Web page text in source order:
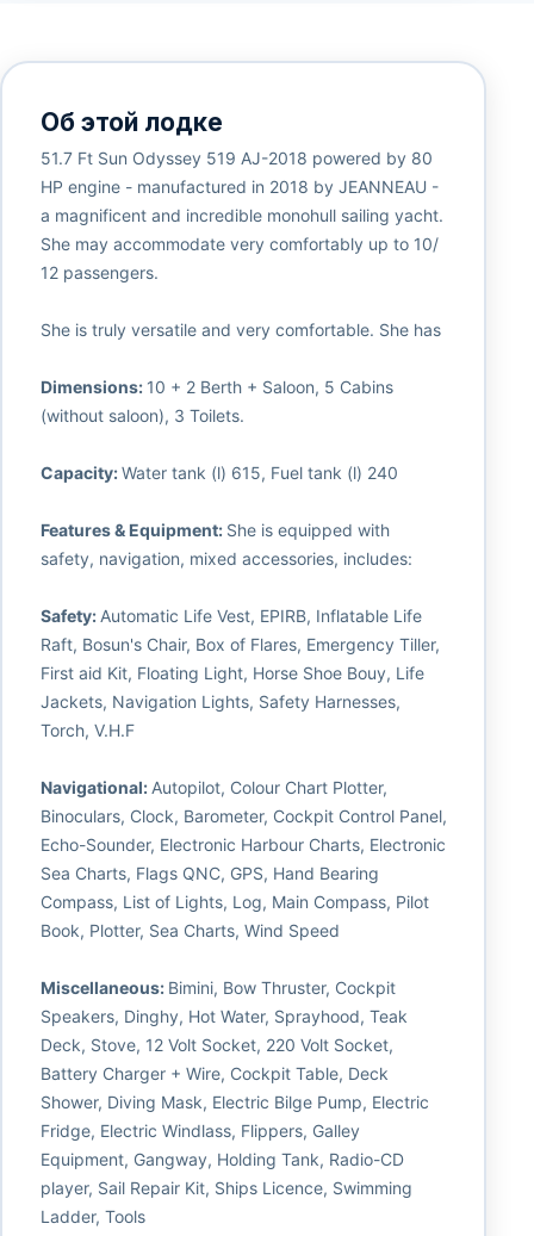
Об этой лодке
51.7 Ft Sun Odyssey 519 AJ-2018 powered by 80
HP engine - manufactured in 2018 by JEANNEAU -
a magnificent and incredible monohull sailing yacht.
She may accommodate very comfortably up to 10/
12 passengers.
She is truly versatile and very comfortable. She has
Dimensions: 10 + 2 Berth + Saloon, 5 Cabins
(without saloon), 3 Toilets.
Capacity:Water tank (l) 615, Fuel tank (l) 240
Features & Equipment: She is equipped with
safety, navigation, mixed accessories, includes:
Safety: Automatic Life Vest, EPIRB, Inflatable Life
Raft, Bosun's Chair, Box of Flares, Emergency Tiller,
First aid Kit, Floating Light, Horse Shoe Bouy, Life
Jackets, Navigation Lights, Safety Harnesses,
Torch, V.H.F
Navigational: Autopilot, Colour Chart Plotter,
Binoculars, Clock, Barometer, Cockpit Control Panel,
Echo-Sounder, Electronic Harbour Charts, Electronic
Sea Charts, Flags QNC, GPS, Hand Bearing
Compass, List of Lights, Log, Main Compass, Pilot
Book, Plotter, Sea Charts, Wind Speed
Miscellaneous: Bimini, Bow Thruster, Cockpit
Speakers, Dinghy, Hot Water, Sprayhood, Teak
Deck, Stove, 12 Volt Socket, 220 Volt Socket,
Battery Charger + Wire, Cockpit Table, Deck
Shower, Diving Mask, Electric Bilge Pump, Electric
Fridge, Electric Windlass, Flippers, Galley
Equipment, Gangway, Holding Tank, Radio-CD
player, Sail Repair Kit, Ships Licence, Swimming
Ladder, Tools